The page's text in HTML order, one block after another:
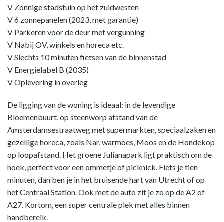
V Zonnige stadstuin op het zuidwesten
V 6 zonnepanelen (2023, met garantie)
V Parkeren voor de deur met vergunning
V Nabij OV, winkels en horeca etc.
V Slechts 10 minuten fietsen van de binnenstad
V Energielabel B (2035)
V Oplevering in overleg
De ligging van de woning is ideaal: in de levendige
Bloemenbuurt, op steenworp afstand van de
Amsterdamsestraatweg met supermarkten, speciaalzaken en
gezellige horeca, zoals Nar, warmoes, Moos en de Hondekop
op loopafstand. Het groene Julianapark ligt praktisch om de
hoek, perfect voor een ommetje of picknick. Fiets je tien
minuten, dan ben je in het bruisende hart van Utrecht of op
het Centraal Station. Ook met de auto zit je zo op de A2 of
A27. Kortom, een super centrale plek met alles binnen
handbereik.